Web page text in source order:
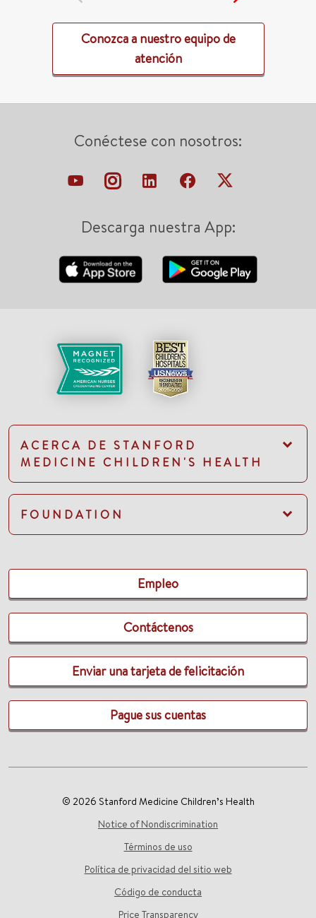
Conozca a nuestro equipo de
atención
Conéctese con nosotros:
Descarga nuestra App:
ACERCA DE STANFORD
MEDICINE CHILDREN'S HEALTH
FOUNDATION
Empleo
Contáctenos
Enviar una tarjeta de felicitación
Pague sus cuentas
© 2026 Stanford Medicine Children’s Health
Notice of Nondiscrimination
Términos de uso
Política de privacidad del sitio web
Código de conducta
Price Transparency